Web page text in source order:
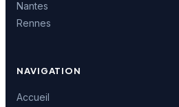
Nantes
Rennes
NAVIGATION
Accueil